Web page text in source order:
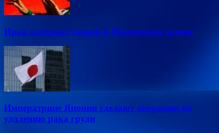
Иран задержал танкер в Персидском заливе
Императрице Японии сделают операцию по
удалению рака груди